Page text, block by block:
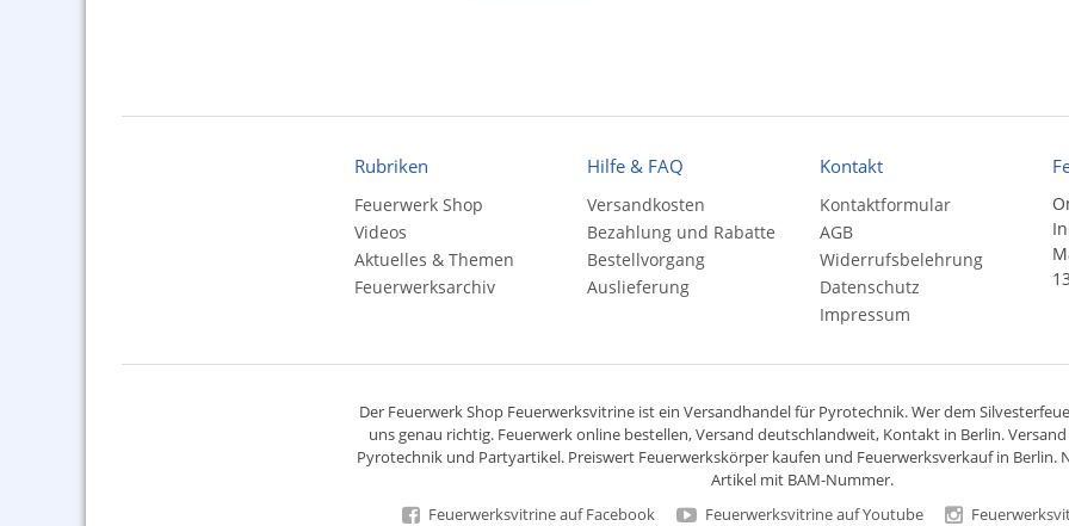
Rubriken
Feuerwerk Shop
Videos
Aktuelles & Themen
Feuerwerksarchiv
Hilfe & FAQ
Versandkosten
Bezahlung und Rabatte
Bestellvorgang
Auslieferung
Kontakt
Kontaktformular
AGB
Widerrufsbelehrung
Datenschutz
Impressum
Der Feuerwerk Shop Feuerwerksvitrine ist ein Versandhandelfür Pyrotechnik. Wer dem
uns genau richtig. Feuerwerk online bestellen,Versand deutschlandweit, Kontakt in Berlin.
Pyrotechnikund Partyartikel. Preiswert Feuerwerkskörperkaufen und Feuerwerksverkauf in Berlin.
Artikel mit BAM-Nummer.
Feuerwerksvitrine auf Facebook
Feuerwerksvitrine auf Youtube